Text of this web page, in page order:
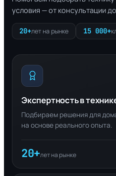
условия — от консультации
20+лет на рынке 15 000+
Экспертность в
Подбираем решения для
на основе реального опыта.
20+лет на рынке